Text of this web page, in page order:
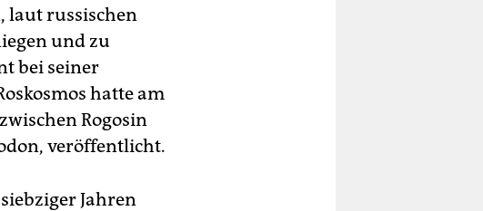
laut russischen
und zu
bei seiner
hatte am
Rogosin
veröffentlicht.
Jahren